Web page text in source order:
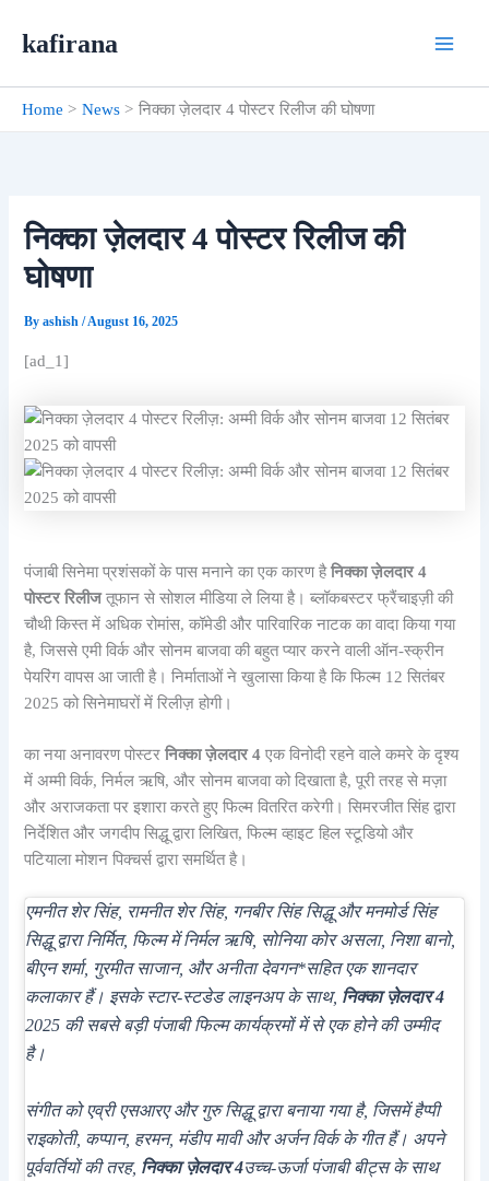
kafirana
Home News निक्का ज़ेलदार 4 पोस्टर रिलीज की घोषणा
निक्का ज़ेलदार 4 पोस्टर रिलीज की
घोषणा
Byashish/August 16, 2025
[ad_1]
पंजाबी सिनेमा प्रशंसकों के पास मनाने का एक कारण हैनिक्का ज़ेलदार 4
पोस्टर रिलीजतूफान से सोशल मीडिया ले लिया है। ब्लॉकबस्टर फ्रैंचाइज़ी की
चौथी किस्त में अधिक रोमांस, कॉमेडी और पारिवारिक नाटक का वादा किया गया
है, जिससे एमी विर्क और सोनम बाजवा की बहुत प्यार करने वाली ऑन-स्क्रीन
पेयरिंग वापस आ जाती है। निर्माताओं ने खुलासा किया है कि फिल्म 12 सितंबर
2025 को सिनेमाघरों में रिलीज़ होगी।
का नया अनावरण पोस्टरनिक्का ज़ेलदार 4 एक विनोदी रहने वाले कमरे के दृश्य
में अम्मी विर्क, निर्मल ऋषि, और सोनम बाजवा को दिखाता है, पूरी तरह से मज़ा
और अराजकता पर इशारा करते हुए फिल्म वितरित करेगी। सिमरजीत सिंह द्वारा
निर्देशित और जगदीप सिद्धू द्वारा लिखित, फिल्म व्हाइट हिल स्टूडियो और
पटियाला मोशन पिक्चर्स द्वारा समर्थित है।
एमनीत शेर सिंह, रामनीत शेर सिंह, गनबीर सिंह सिद्धू और मनमोर्ड सिंह
सिद्धू द्वारा निर्मित, फिल्म में निर्मल ऋषि, सोनिया कोर असला, निशा बानो,
बीएन शर्मा, गुरमीत साजान, और अनीता देवगन*सहित एक शानदार
कलाकार हैं। इसके स्टार-स्टडेड लाइनअप के साथ, निक्का ज़ेलदार 4
2025 की सबसे बड़ी पंजाबी फिल्म कार्यक्रमों में से एक होने की उम्मीद
है।
संगीत को एव्री एसआरए और गुरु सिद्धू द्वारा बनाया गया है, जिसमें हैप्पी
राइकोती, कप्पान, हरमन, मंडीप मावी और अर्जन विर्क के गीत हैं। अपने
पूर्ववर्तियों की तरह, निक्का ज़ेलदार 4उच्च-ऊर्जा पंजाबी बीट्स के साथ